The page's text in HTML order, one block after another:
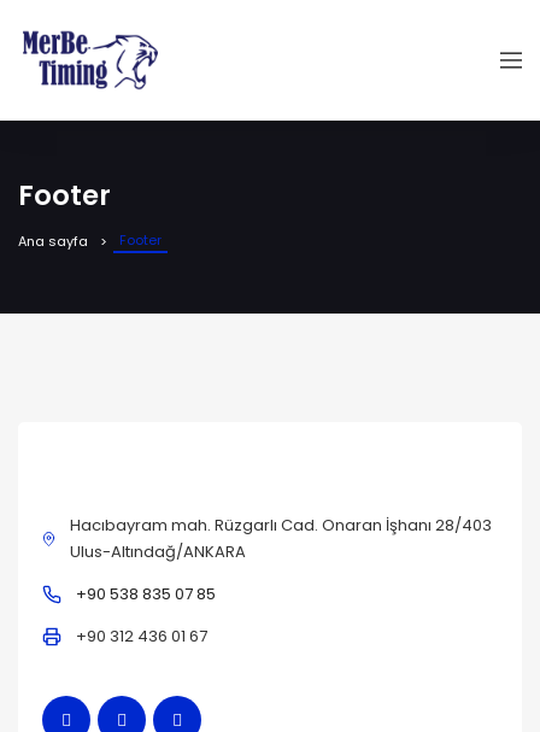
Footer
Ana sayfa Footer
Hacıbayram mah. Rüzgarlı Cad. Onaran İşhanı 28/403
Ulus-Altındağ/ANKARA
+90 538 835 07 85
+90 312 436 01 67